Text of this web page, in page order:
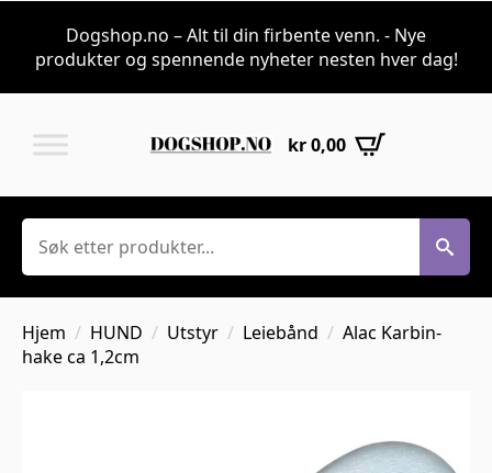
Dogshop.no – Alt til din firbente venn. - Nye
produkter og spennende nyheter nesten hver dag!
kr0,00
Søk
Hjem HUND Utstyr Leiebånd
Alac Karbin-
hake ca 1,2cm